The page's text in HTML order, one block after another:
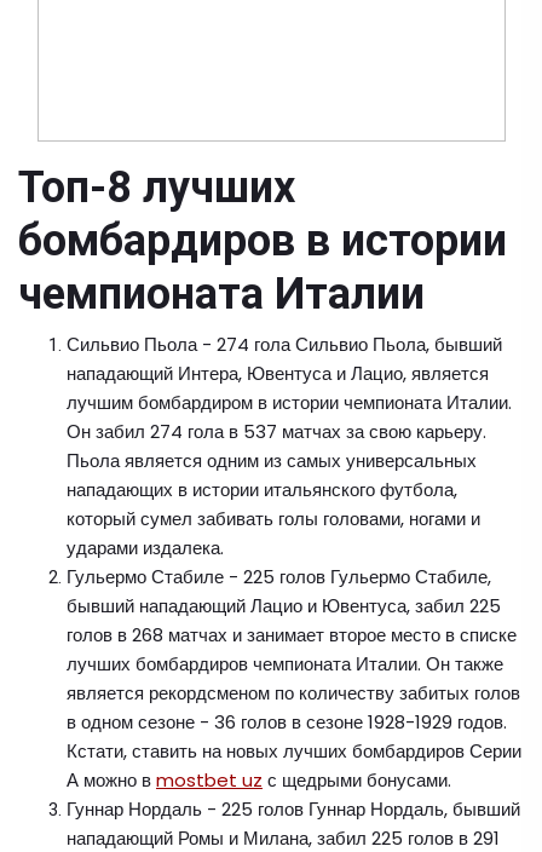
Топ-8 лучших
бомбардиров в истории
чемпионата Италии
Сильвио Пьола - 274 гола Сильвио Пьола, бывший
нападающий Интера, Ювентуса и Лацио, является
лучшим бомбардиром в истории чемпионата Италии.
Он забил 274 гола в 537 матчах за свою карьеру.
Пьола является одним из самых универсальных
нападающих в истории итальянского футбола,
который сумел забивать голы головами, ногами и
ударами издалека.
Гульермо Стабиле - 225 голов Гульермо Стабиле,
бывший нападающий Лацио и Ювентуса, забил 225
голов в 268 матчах и занимает второе место в списке
лучших бомбардиров чемпионата Италии. Он также
является рекордсменом по количеству забитых голов
в одном сезоне - 36 голов в сезоне 1928-1929 годов.
Кстати, ставить на новых лучших бомбардиров Серии
А можно вmostbet uz с щедрыми бонусами.
Гуннар Нордаль - 225 голов Гуннар Нордаль, бывший
нападающий Ромы и Милана, забил 225 голов в 291